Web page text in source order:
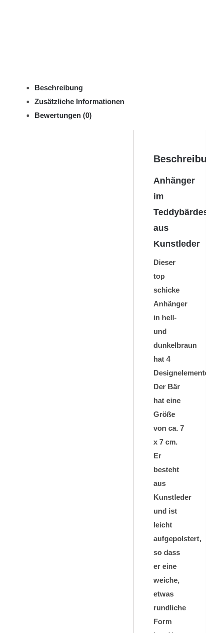
Beschreibung
Zusätzliche Informationen
Bewertungen (0)
Beschreibung
Anhänger
im
Teddybärdesign
aus
Kunstleder
Dieser
top
schicke
Anhänger
in hell-
und
dunkelbraun
hat 4
Designelemente.
Der Bär
hat eine
Größe
von ca. 7
x 7 cm.
Er
besteht
aus
Kunstleder
und ist
leicht
aufgepolstert,
so dass
er eine
weiche,
etwas
rundliche
Form